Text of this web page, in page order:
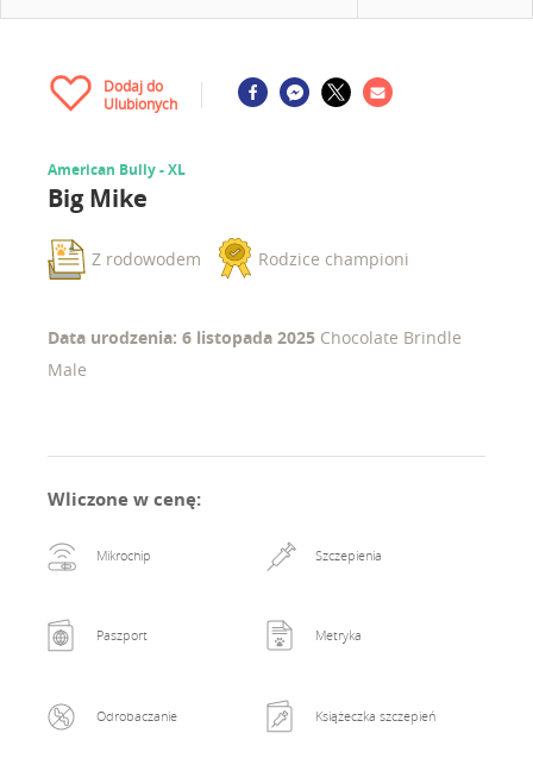
Dodaj do
Ulubionych
American Bully - XL
Big Mike
Z rodowodem Rodzice championi
Data urodzenia: 6 listopada 2025 Chocolate Brindle
Male
Wliczone w cenę:
Mikrochip Szczepienia
Paszport Metryka
Odrobaczanie Książeczka szczepień